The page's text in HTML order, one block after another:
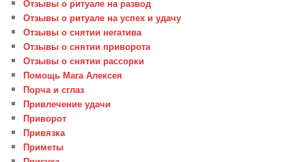
Отзывы о ритуале на развод
Отзывы о ритуале на успех и удачу
Отзывы о снятии негатива
Отзывы о снятии приворота
Отзывы о снятии рассорки
Помощь Мага Алексея
Порча и сглаз
Привлечение удачи
Приворот
Привязка
Приметы